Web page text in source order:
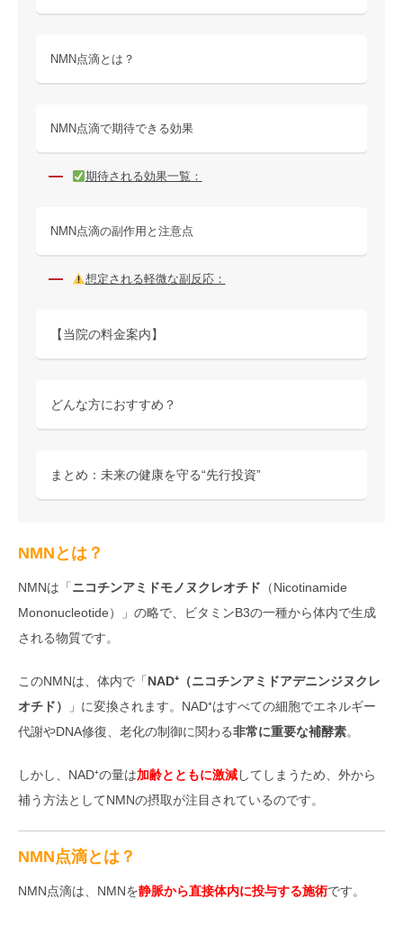
NMN点滴とは？
NMN点滴で期待できる効果
期待される効果一覧：
NMN点滴の副作用と注意点
想定される軽微な副反応：
【当院の料金案内】
どんな方におすすめ？
まとめ：未来の健康を守る“先行投資”
NMNとは？
NMNは「ニコチンアミドモノヌクレオチド （Nicotinamide
Mononucleotide）」の略で、ビタミンB3の一種から体内で生成
される物質です。
このNMNは、体内で「NAD⁺（ニコチンアミドアデニンジヌクレ
オチド）
」に変換されます。NAD⁺はすべての細胞でエネルギー
代謝やDNA修復、老化の制御に関わる非常に重要な補酵素。
しかし、NAD⁺の量は加齢とともに激減してしまうため、外から
補う方法としてNMNの摂取が注目されているのです。
NMN点滴とは？
NMN点滴は、NMNを静脈から直接体内に投与する施術です。